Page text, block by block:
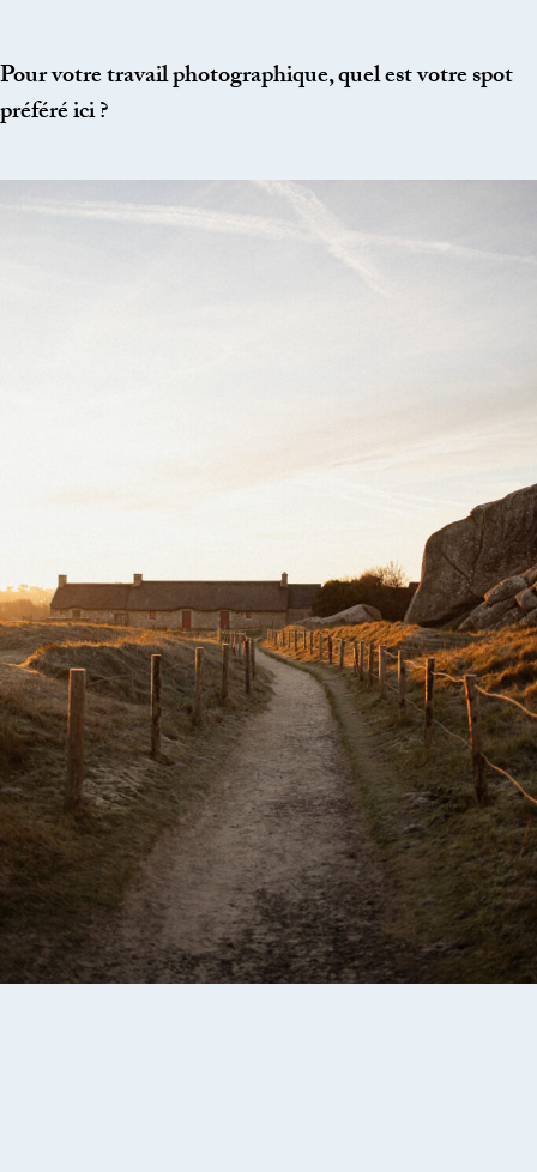
Pour votre travail photographique, quel est votre spot
préféré ici ?